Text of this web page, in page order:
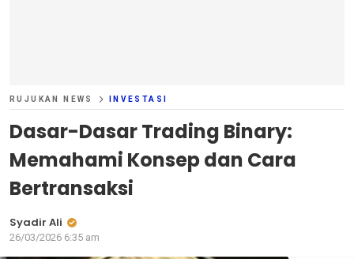
RUJUKAN NEWS INVESTASI
Dasar-Dasar Trading Binary:
Memahami Konsep dan Cara
Bertransaksi
Syadir Ali
26/03/2026 6:35 am